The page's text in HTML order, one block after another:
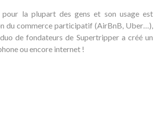
la plupart des gens et son usage
du commerce participatif (AirBnB,
de fondateurs de Supertripper a créé
ou encore internet !